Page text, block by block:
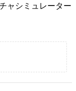
ャシミュレーター